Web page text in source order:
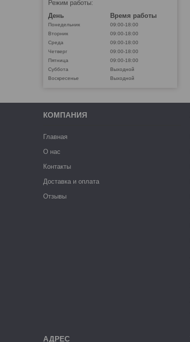
Режим работы:
День
Время работы
Понедельник
09:00-18:00
Вторник
09:00-18:00
Среда
09:00-18:00
Четверг
09:00-18:00
Пятница
09:00-18:00
Суббота
Выходной
Воскресенье
Выходной
КОМПАНИЯ
Главная
О нас
Контакты
Доставка и оплата
Отзывы